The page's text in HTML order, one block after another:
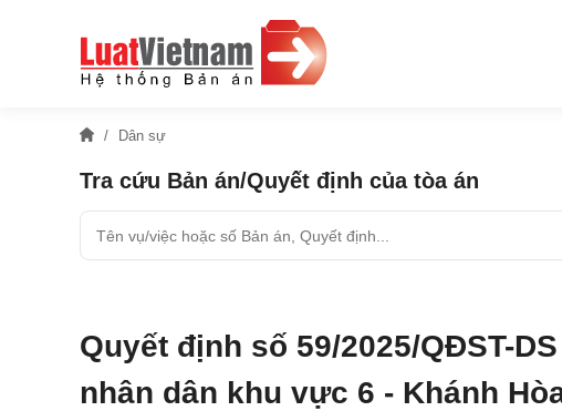
Dân sự
Tra cứu Bản án/Quyết định của tòa án
Quyết định số 59/2025/QĐST-
nhân dân khu vực 6 - Khánh